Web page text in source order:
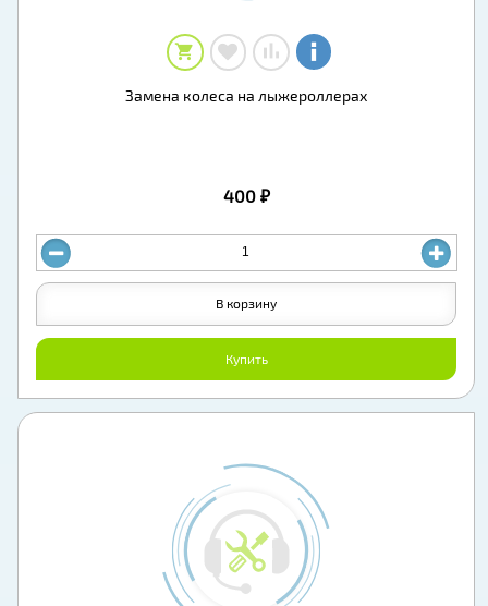
Замена колеса на лыжероллерах
400 ₽
Купить
В корзину